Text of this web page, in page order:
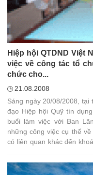
Hiệp hội QTDND Việt
việc về công tác tổ
chức cho...
21.08.2008
Sáng ngày 20/08/2008,
đạo Hiệp hội Quỹ tín
buổi làm việc với Ban
những công việc cụ thể
có liên quan khác đến